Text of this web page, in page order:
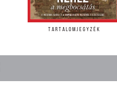
TARTALOMJEGYZÉK